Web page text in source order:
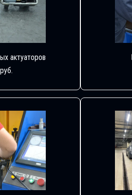
актуаторов